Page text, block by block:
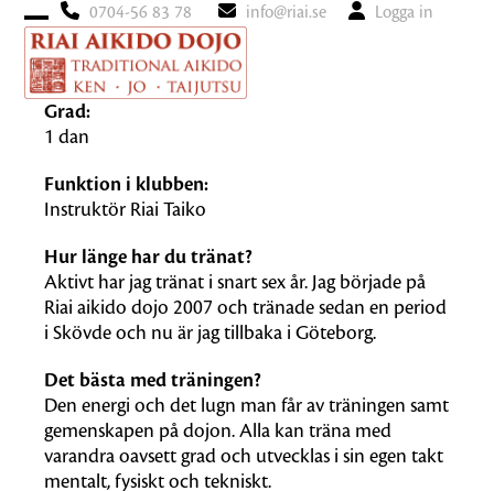
0704-56 83 78 info@riai.se Logga in
Open
mobile
menu
Close
mobile
menu
Grad:
1 dan
Funktion i klubben:
Instruktör Riai Taiko
Hur länge har du tränat?
Aktivt har jag tränat i snart sex år. Jag började på
Riai aikido dojo 2007 och tränade sedan en period
i Skövde och nu är jag tillbaka i Göteborg.
Det bästa med träningen?
Den energi och det lugn man får av träningen samt
gemenskapen på dojon. Alla kan träna med
varandra oavsett grad och utvecklas i sin egen takt
mentalt, fysiskt och tekniskt.